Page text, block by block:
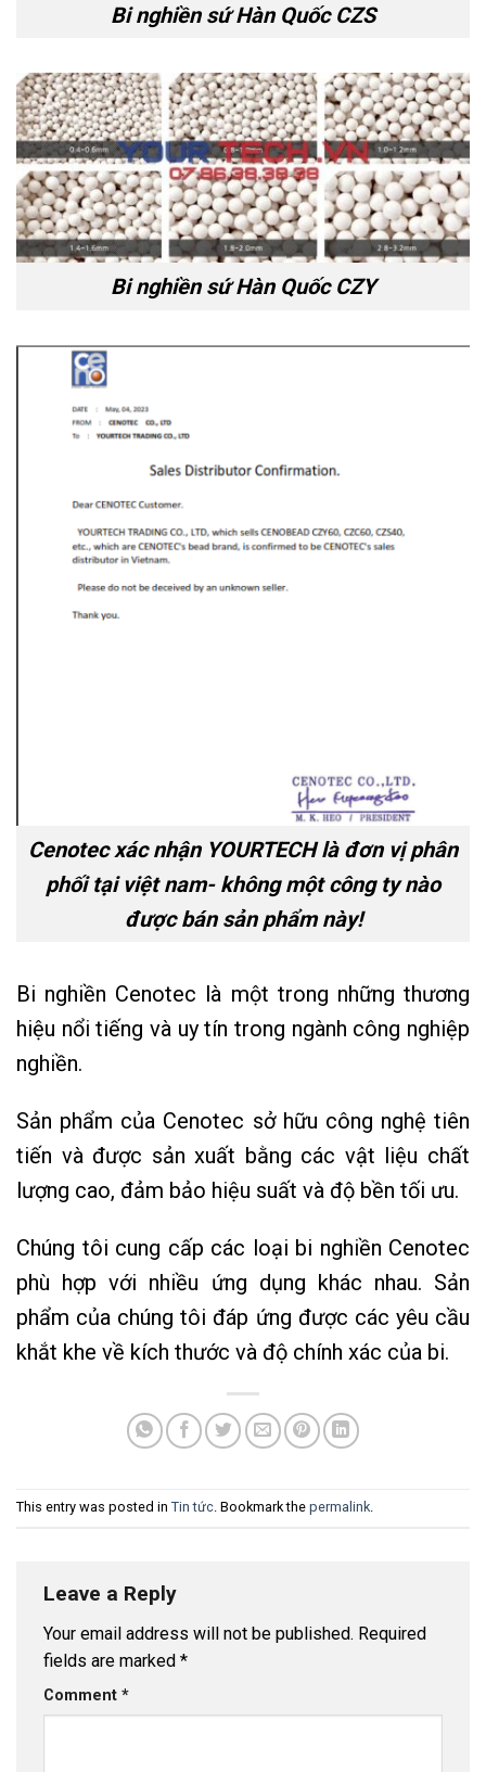
Bi nghiền sứ Hàn Quốc CZS
Bi nghiền sứ Hàn Quốc CZY
Cenotec xác nhận YOURTECH là đơn vị phân
phối tại việt nam- không một công ty nào
được bán sản phẩm này!
Bi nghiền Cenotec là một trong những thương
hiệu nổi tiếng và uy tín trong ngành công nghiệp
nghiền.
Sản phẩm của Cenotec sở hữu công nghệ tiên
tiến và được sản xuất bằng các vật liệu chất
lượng cao, đảm bảo hiệu suất và độ bền tối ưu.
Chúng tôi cung cấp các loại bi nghiền Cenotec
phù hợp với nhiều ứng dụng khác nhau. Sản
phẩm của chúng tôi đáp ứng được các yêu cầu
khắt khe về kích thước và độ chính xác của bi.
This entry was posted in Tin tức. Bookmark the permalink.
Leave a Reply
Your email address will not be published. Required
fields are marked *
Comment *